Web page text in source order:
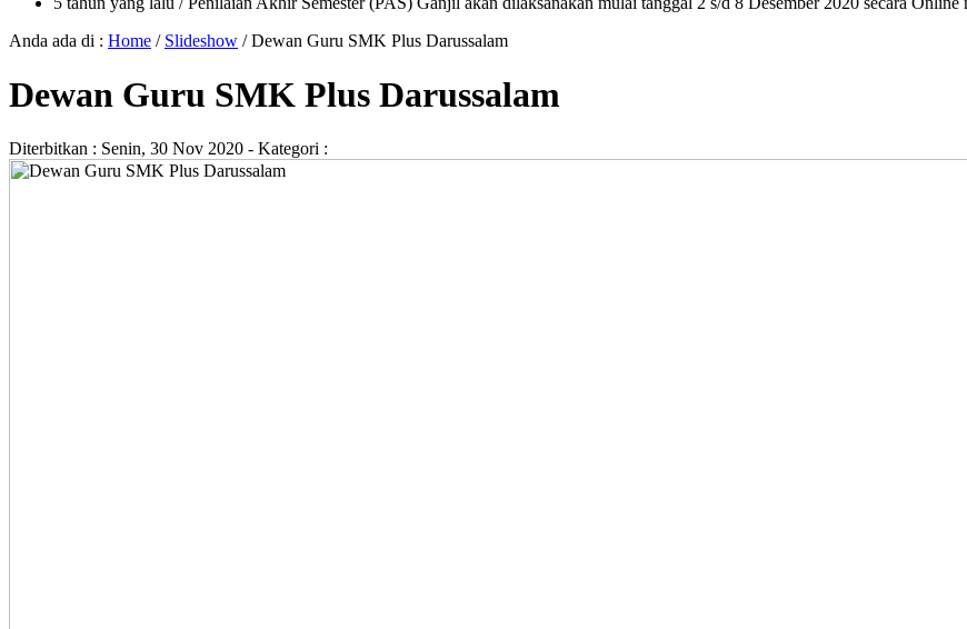
Anda ada di : Home / Slideshow /Dewan Guru SMK Plus Darussalam
Dewan Guru SMK Plus Darussalam
Diterbitkan : Senin, 30 Nov 2020 - Kategori :